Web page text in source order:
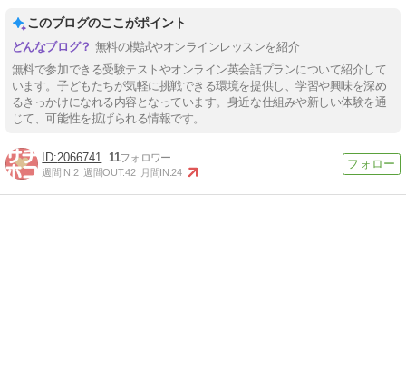
このブログのここがポイント
無料の模試やオンラインレッスンを紹介
無料で参加できる受験テストやオンライン英会話プランについて紹介して
います。子どもたちが気軽に挑戦できる環境を提供し、学習や興味を深め
るきっかけになれる内容となっています。身近な仕組みや新しい体験を通
じて、可能性を拡げられる情報です。
2066741 11
週間IN:2 週間OUT:42 月間IN:24